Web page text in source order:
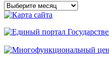
Архивы
сайта